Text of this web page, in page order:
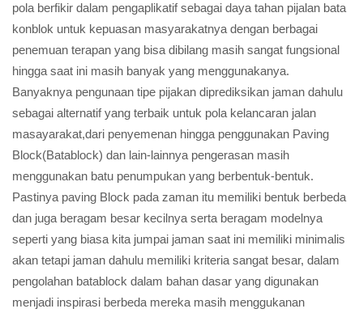
pola berfikir dalam pengaplikatif sebagai daya tahan pijalan bata
konblok untuk kepuasan masyarakatnya dengan berbagai
penemuan terapan yang bisa dibilang masih sangat fungsional
hingga saat ini masih banyak yang menggunakanya.
Banyaknya pengunaan tipe pijakan diprediksikan jaman dahulu
sebagai alternatif yang terbaik untuk pola kelancaran jalan
masayarakat,dari penyemenan hingga penggunakan Paving
Block(Batablock) dan lain-lainnya pengerasan masih
menggunakan batu penumpukan yang berbentuk-bentuk.
Pastinya paving Block pada zaman itu memiliki bentuk berbeda
dan juga beragam besar kecilnya serta beragam modelnya
seperti yang biasa kita jumpai jaman saat ini memiliki minimalis
akan tetapi jaman dahulu memiliki kriteria sangat besar, dalam
pengolahan batablock dalam bahan dasar yang digunakan
menjadi inspirasi berbeda mereka masih menggukanan